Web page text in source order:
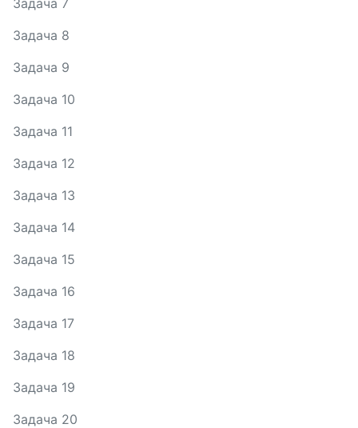
Задача 7
Задача 8
Задача 9
Задача 10
Задача 11
Задача 12
Задача 13
Задача 14
Задача 15
Задача 16
Задача 17
Задача 18
Задача 19
Задача 20